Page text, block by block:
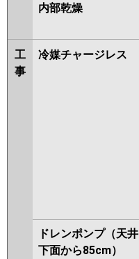
内部乾燥
工
事
冷媒チャージレス
ドレンポンプ（天井
下面から85cm）